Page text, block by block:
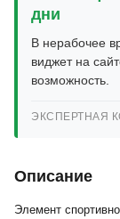
дни
В нерабочее
виджет на
возможность.
ЭКСПЕРТНАЯ
Описание
Элемент